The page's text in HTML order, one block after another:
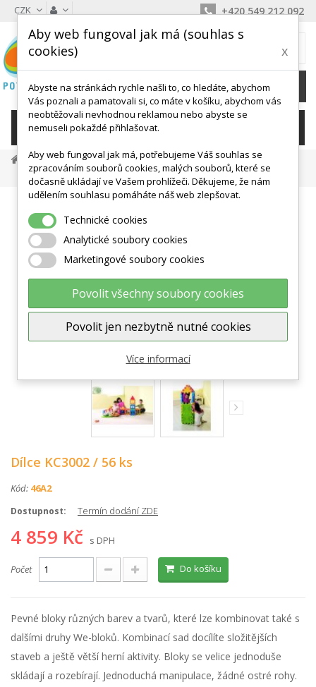
CZK +420 549 212 092
0 Kč
KATEGORIE
Látkové Padáky, Tunely, Hračky
Stavebnice
Dílce KC3002 / 56 Ks
Zobrazit větší
Dílce KC3002 / 56 ks
Kód: 46A2
Dostupnost: Termín dodání ZDE
4 859 Kč s DPH
Počet Do košíku
Pevné bloky různých barev a tvarů, které lze kombinovat také s
dalšími druhy We-bloků. Kombinací sad docílíte složitějších
staveb a ještě větší herní aktivity. Bloky se velice jednoduše
skládají a rozebírají. Jednoduchá manipulace, žádné ostré rohy.
Aby web fungoval jak má (souhlas s
cookies)
x
Abyste na stránkách rychle našli to, co hledáte, abychom
Vás poznali a pamatovali si, co máte v košíku, abychom vás
neobtěžovali nevhodnou reklamou nebo abyste se
nemuseli pokaždé přihlašovat.
Aby web fungoval jak má, potřebujeme Váš souhlas se
zpracováním souborů cookies, malých souborů, které se
dočasně ukládají ve Vašem prohlížeči. Děkujeme, že nám
udělením souhlasu pomáháte náš web zlepšovat.
Technické cookies
Analytické soubory cookies
Marketingové soubory cookies
Povolit všechny soubory cookies
Povolit jen nezbytně nutné cookies
Více informací